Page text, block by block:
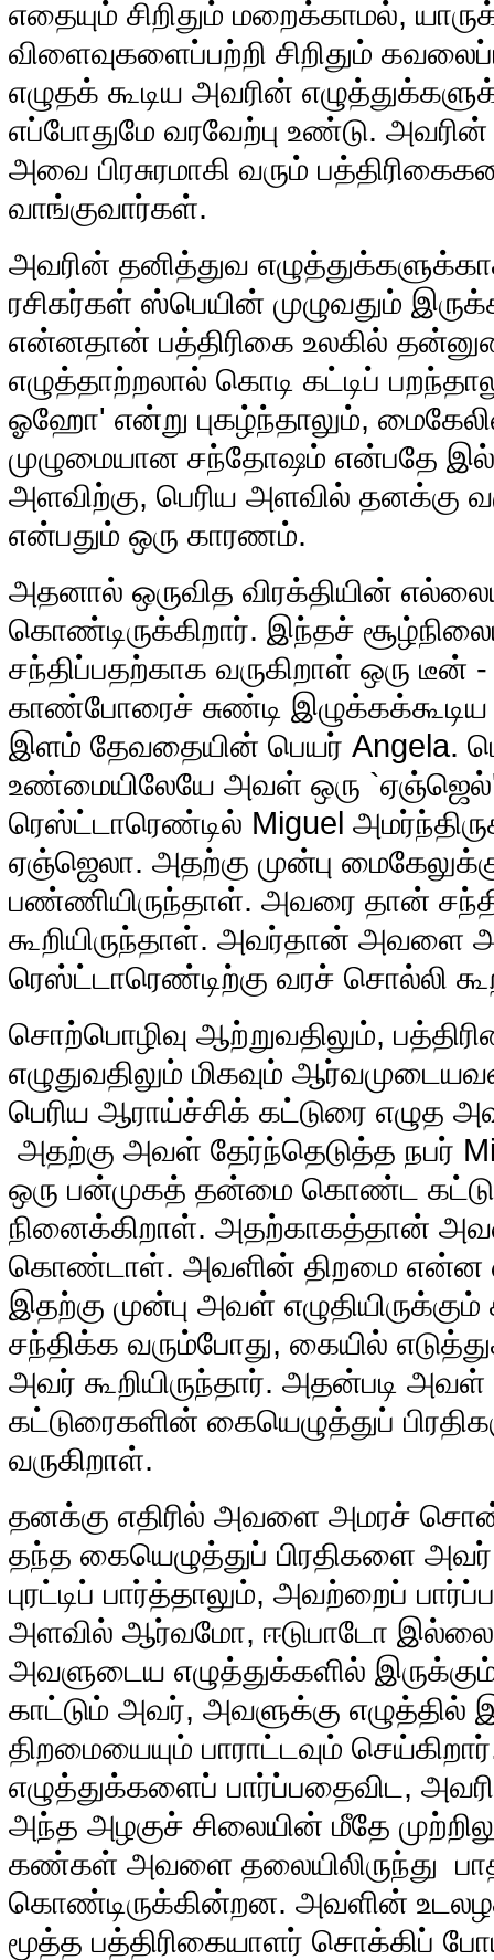
எதையும் சிறிதும் மறைக்காமல்,
விளைவுகளைப்பற்றி சிறிதும்
எழுதக் கூடிய அவரின்
எப்போதுமே வரவேற்பு உண்டு.
அவை பிரசுரமாகி வரும்
வாங்குவார்கள்.
அவரின் தனித்துவ
ரசிகர்கள் ஸ்பெயின் முழுவதும்
என்னதான் பத்திரிகை உலகில்
எழுத்தாற்றலால் கொடி கட்டிப்
ஓஹோ' என்று புகழ்ந்தாலும்,
முழுமையான சந்தோஷம் என்பதே
அளவிற்கு, பெரிய அளவில் தனக்கு
என்பதும் ஒரு காரணம்.
அதனால் ஒருவித விரக்தியின்
கொண்டிருக்கிறார். இந்தச்
சந்திப்பதற்காக வருகிறாள் ஒரு
காண்போரைச் சுண்டி
இளம் தேவதையின் பெயர் Angela.
உண்மையிலேயே அவள் ஒரு
ரெஸ்ட்டாரெண்டில் Miguel
ஏஞ்ஜெலா. அதற்கு முன்பு
பண்ணியிருந்தாள். அவரை தான்
கூறியிருந்தாள். அவர்தான் அவளை
ரெஸ்ட்டாரெண்டிற்கு வரச் சொல்லி
சொற்பொழிவு ஆற்றுவதிலும்,
எழுதுவதிலும் மிகவும்
பெரிய ஆராய்ச்சிக் கட்டுரை எழுத
அதற்கு அவள் தேர்ந்தெடுத்த நபர்
ஒரு பன்முகத் தன்மை கொண்ட
நினைக்கிறாள். அதற்காகத்தான்
கொண்டாள். அவளின் திறமை என்ன
இதற்கு முன்பு அவள்
சந்திக்க வரும்போது, கையில்
அவர் கூறியிருந்தார். அதன்படி அவள்
கட்டுரைகளின் கையெழுத்துப்
வருகிறாள்.
தனக்கு எதிரில் அவளை அமரச்
தந்த கையெழுத்துப் பிரதிகளை அவர்
புரட்டிப் பார்த்தாலும், அவற்றைப்
அளவில் ஆர்வமோ, ஈடுபாடோ
அவளுடைய எழுத்துக்களில்
காட்டும் அவர், அவளுக்கு எழுத்தில்
திறமையையும் பாராட்டவும்
எழுத்துக்களைப் பார்ப்பதைவிட,
அந்த அழகுச் சிலையின் மீதே
கண்கள் அவளை தலையிலிருந்து
கொண்டிருக்கின்றன. அவளின்
மூத்த பத்திரிகையாளர் சொக்கிப்